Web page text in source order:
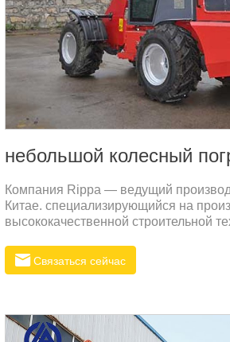
небольшой колесный
Компания Rippa — ведущий
Китае. специализирующийся на
высококачественной строительной
характеристики, доступную цену и
его идеальным выбором для
дистрибьюторам для расширения
бизнеса.Преимущества погрузчика
Связаться сейчас